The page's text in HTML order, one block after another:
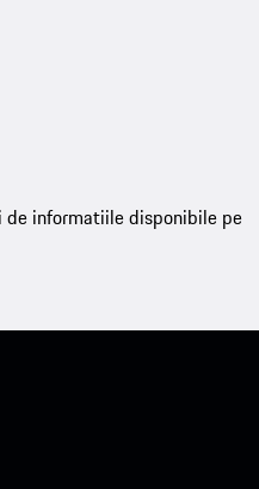
informatiile disponibile pe